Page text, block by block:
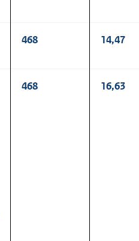
468 14,47
468 16,63